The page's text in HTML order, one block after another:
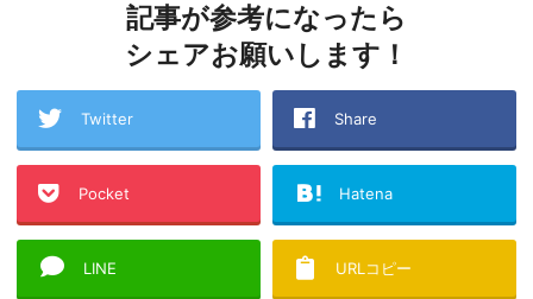
記事が参考になったら
シェアお願いします！
Twitter Share
Pocket Hatena
LINE URLコピー